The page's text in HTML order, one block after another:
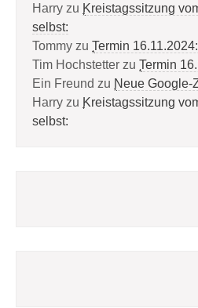
Harry zu Kreistagssitzung
selbst:
Tommy zu Termin
Tim Hochstetter zu Termin
Ein Freund zu Neue Google-
Harry zu Kreistagssitzung
selbst: